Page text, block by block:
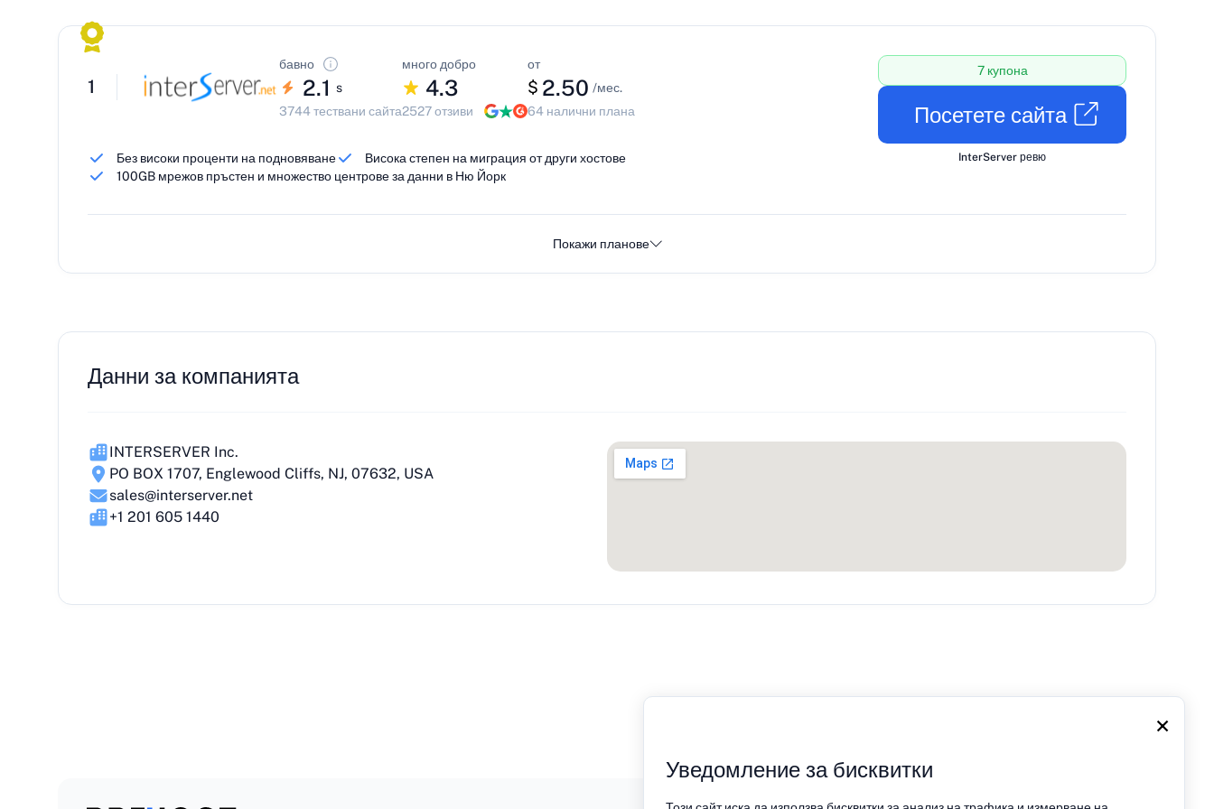
×
Уведомление за бисквитки
1
бавно
2.1 s
3744 тествани сайта
много добро
4.3
2527 отзиви
от
$ 2.50 /мес.
64 налични плана
Без високи проценти на подновяване
Висока степен на миграция от други хостове
100GB мрежов пръстен и множество центрове за данни в Ню Йорк
7 купона
Посетете сайта
InterServer ревю
Покажи планове
Данни за компанията
INTERSERVER Inc.
PO BOX 1707, Englewood Cliffs, NJ, 07632, USA
sales@interserver.net
+1 201 605 1440